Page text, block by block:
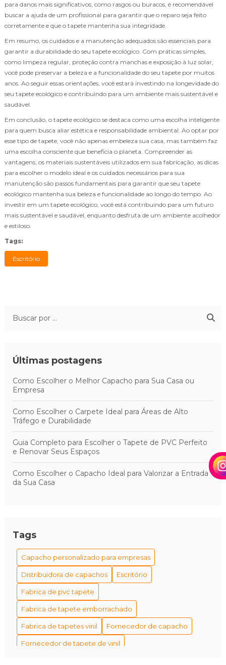
para danos mais significativos, como rasgos ou buracos, é recomendável
buscar a ajuda de um profissional para garantir que o reparo seja feito
corretamente e que o tapete mantenha sua integridade.
Em resumo, os cuidados e a manutenção adequados são essenciais para
garantir a durabilidade do seu tapete ecológico. Com práticas simples,
como limpeza regular, proteção contra manchas e exposição à luz solar,
você pode preservar a beleza e a funcionalidade do seu tapete por muitos
anos. Ao seguir essas orientações, você estará investindo na longevidade do
seu tapete ecológico e contribuindo para um ambiente mais sustentável e
saudável.
Em conclusão, o tapete ecológico se destaca como uma escolha inteligente
para quem busca aliar estética e responsabilidade ambiental. Ao optar por
esse tipo de tapete, você não apenas embeleza sua casa, mas também faz
uma escolha consciente que beneficia o planeta. Compreender as
vantagens, os materiais sustentáveis utilizados em sua fabricação, as dicas
para escolher o modelo ideal e os cuidados necessários para sua
manutenção são passos fundamentais para garantir que seu tapete
ecológico mantenha sua beleza e funcionalidade ao longo do tempo. Ao
investir em um tapete ecológico, você está contribuindo para um futuro
mais sustentável e saudável, enquanto desfruta de um ambiente acolhedor
e estiloso.
Tags:
Escritório
Últimas postagens
Como Escolher o Melhor Capacho para Sua Casa ou
Empresa
Como Escolher o Carpete Ideal para Áreas de Alto
Tráfego e Durabilidade
Guia Completo para Escolher o Tapete de PVC Perfeito
e Renovar Seus Espaços
Como Escolher o Capacho Ideal para Valorizar a Entrada
da Sua Casa
Tags
Capacho personalizado para empresas
Distribuidora de capachos Escritório
Fabrica de pvc tapete
Fabrica de tapete emborrachado
Fabrica de tapetes vinil Fornecedor de capacho
Fornecedor de tapete de vinil